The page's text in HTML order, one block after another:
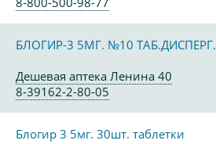
БЛОГИР-3 5МГ. №10 ТАБ.ДИСПЕРГ.
Дешевая аптека Ленина 40
8-39162-2-80-05
Блогир 3 5мг. 30шт. таблетки